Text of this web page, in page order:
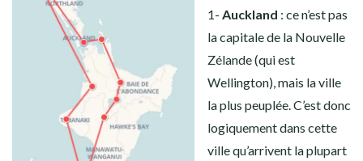
1- Auckland : ce n’est pas
la capitale de la Nouvelle
Zélande (qui est
Wellington), mais la ville
la plus peuplée. C’est donc
logiquement dans cette
ville qu’arrivent la plupart